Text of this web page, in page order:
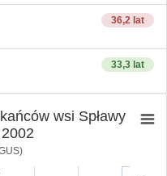
36,2 lat
33,3 lat
wsi Spławy